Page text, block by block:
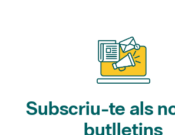
Subscriu-te als
butlletins
Gaudim als Parcs